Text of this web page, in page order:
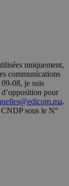
uniquement,
communications
08, je suis
pour
.
sous le N°